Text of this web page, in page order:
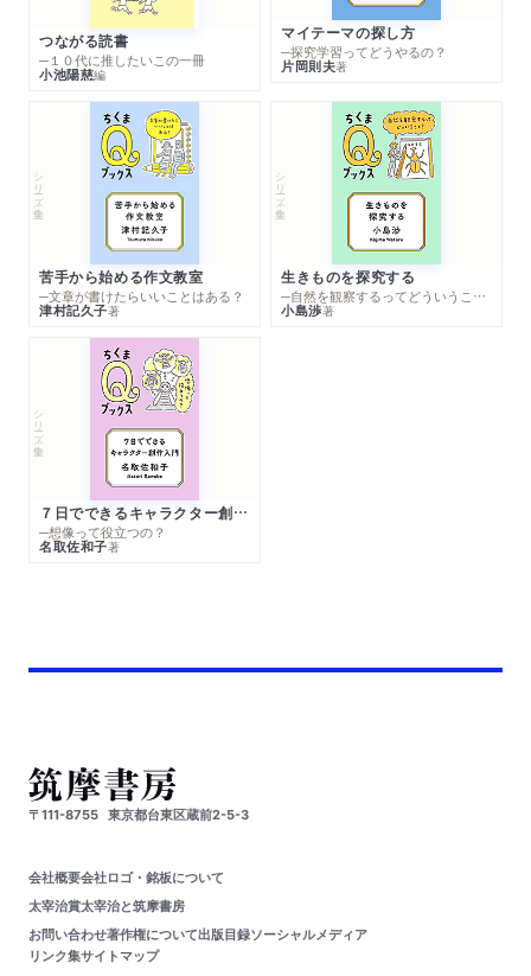
つながる読書
─１０代に推したいこの一冊
小池陽慈編
マイテーマの探し方
─探究学習ってどうやるの？
片岡則夫著
シリーズ・全集
苦手から始める作文教室
─文章が書けたらいいことはある？
津村記久子著
シリーズ・全集
生きものを探究する
─自然を観察するってどういうこと？
小島渉著
シリーズ・全集
７日でできるキャラクター創作入門
─想像って役立つの？
名取佐和子著
〒111-8755 東京都台東区蔵前2-5-3
会社概要会社ロゴ・銘板について
太宰治賞太宰治と筑摩書房
お問い合わせ著作権について出版目録ソーシャルメディア
リンク集サイトマップ